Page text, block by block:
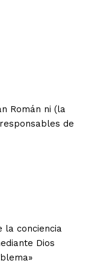
Román ni (la
de
la conciencia
Dios